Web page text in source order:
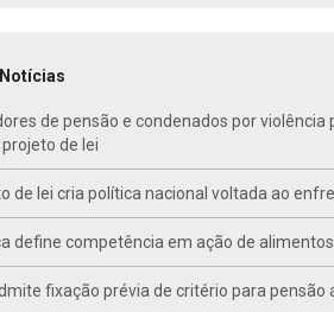
de pensão e condenados por
de lei
de lei cria política nacional voltada ao
define competência em ação de
fixação prévia de critério para